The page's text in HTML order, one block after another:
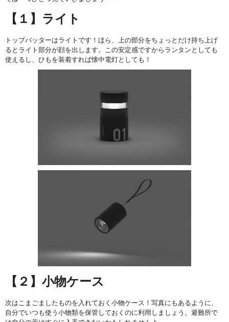
【１】ライト
トップバッターはライトです！ほら、上の部分をちょっとだけ持ち上げ
るとライト部分が顔を出します。この安定感ですからランタンとしても
使えるし、ひもを装着すれば懐中電灯としても！
【２】小物ケース
次はこまごましたものを入れておく小物ケース！写真にもあるように、
自分でいつも使う小物類を保管しておくのに利用しましょう。避難所で